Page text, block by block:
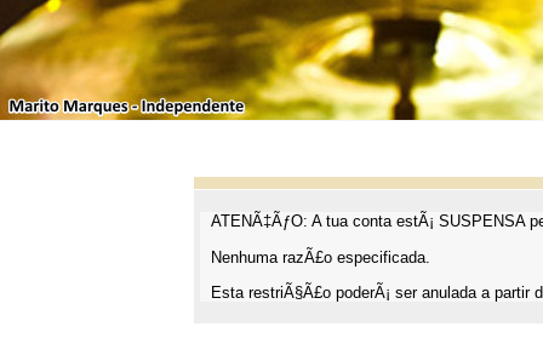
ATENÃ‡ÃƒO: A tua conta estÃ¡ SUSPENSA
Nenhuma razÃ£o especificada.
Esta restriÃ§Ã£o poderÃ¡ ser anulada a partir